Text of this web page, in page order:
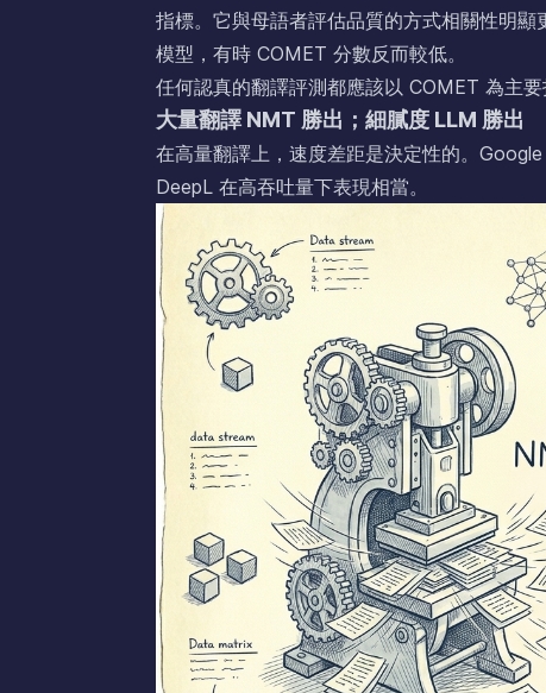
指標。它與母語者評估品質的方式相關性明
模型，有時 COMET 分數反而較低。
任何認真的翻譯評測都應該以 COMET 為主
大量翻譯 NMT 勝出；細膩度 LLM 勝出
在高量翻譯上，速度差距是決定性的。
DeepL 在高吞吐量下表現相當。